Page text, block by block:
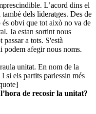
L’acord dins el
dels lideratges. Des de
obvi que tot això no va de
Ja estan sortint nous
a tots. S'està
podem afegir nous noms.
unitat. En nom de la
si els partits parlessin més
de recosir la unitat?